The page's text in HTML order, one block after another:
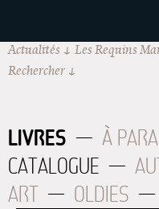
Actualités Les Requins
Rechercher
LIVRES
À
CATALOGUE
ART
OLDIES